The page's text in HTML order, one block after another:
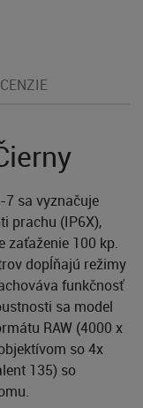
7 sa vyznačuje
prachu (IP6X),
zaťaženie 100 kp.
dopĺňajú režimy
funkčnosť
sa model
RAW (4000 x
so 4x
135) so